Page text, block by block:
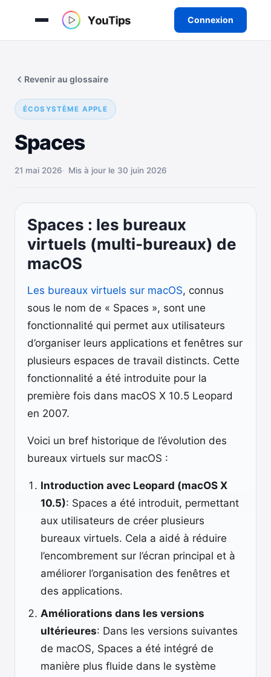
Connexion
contenu
ÉCOSYSTÈME APPLE
Spaces
Revenir au glossaire
21 mai 2026 Mis à jour le 30 juin 2026
Spaces : les bureaux
virtuels (multi-bureaux) de
macOS
Les bureaux virtuels sur macOS, connus
sous le nom de « Spaces », sont une
fonctionnalité qui permet aux utilisateurs
d’organiser leurs applications et fenêtres sur
plusieurs espaces de travail distincts. Cette
fonctionnalité a été introduite pour la
première fois dans macOS X 10.5 Leopard
en 2007.
Voici un bref historique de l’évolution des
bureaux virtuels sur macOS :
Introduction avec Leopard (macOS X
10.5): Spaces a été introduit, permettant
aux utilisateurs de créer plusieurs
bureaux virtuels. Cela a aidé à réduire
l’encombrement sur l’écran principal et à
améliorer l’organisation des fenêtres et
des applications.
Améliorations dans les versions
ultérieures: Dans les versions suivantes
de macOS, Spaces a été intégré de
manière plus fluide dans le système